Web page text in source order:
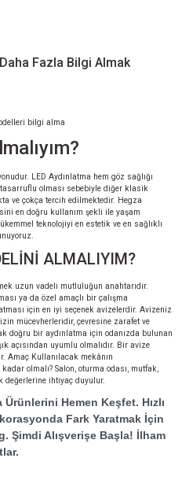
Fazla Bilgi Almak
LED Aydınlatma hem göz sağlığı
olması sebebiyle diğer klasik
ve çokça tercih edilmektedir. Hegza
en doğru kullanım şekli ile yaşam
teknolojiyi en estetik ve en sağlıklı
ALMALIYIM?
uzun vadeli mutluluğun anahtarıdır.
ya da özel amaçlı bir çalışma
için en iyi seçenek avizelerdir. Avizeniz
mücevherleridir, çevresine zarafet ve
doğru bir aydınlatma için odanızda bulunan
açısından uyumlu olmalıdır. Bir avize
Amaç Kullanılacak mekânın
olmalı? Salon, oturma odası, mutfak,
değerlerine ihtiyaç duyulur.
Ürünlerini Hemen Keşfet. Hızlı
Fark Yaratmak İçin
Şimdi Alışverişe Başla! İlham